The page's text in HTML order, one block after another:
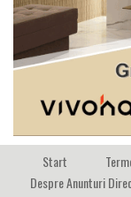
Start
Despre Anunturi